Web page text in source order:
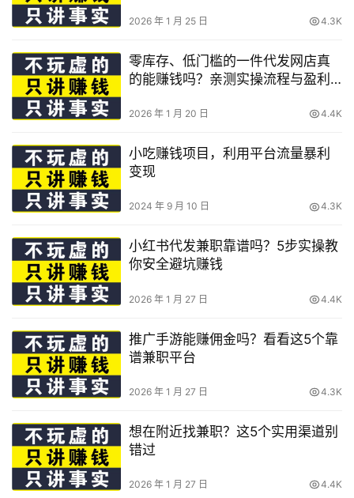
2026 年 1 月 25 日 4.3K
零库存、低门槛的一件代发网店真
的能赚钱吗？亲测实操流程与盈利
2026 年 1 月 20 日 4.4K
小吃赚钱项目，利用平台流量暴利
变现
2024 年 9 月 10 日 4.3K
小红书代发兼职靠谱吗？5步实操教
你安全避坑赚钱
2026 年 1 月 27 日 4.4K
推广手游能赚佣金吗？看看这5个靠
谱兼职平台
2026 年 1 月 27 日 4.3K
想在附近找兼职？这5个实用渠道别
错过
2026 年 1 月 27 日 4.4K